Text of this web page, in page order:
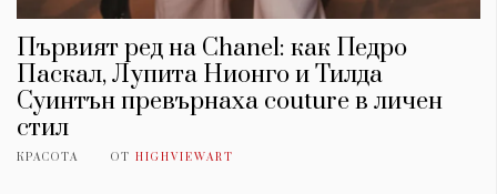
Първият ред на Chanel: как Педро
Паскал, Лупита Нионго и Тилда
Суинтън превърнаха couture в личен
стил
КРАСОТА ОТ HIGHVIEWART